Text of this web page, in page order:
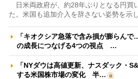
日米両政府が、約28年ぶりとなる円買
た。米国も追加介入を辞さない姿勢を示
「キオクシア急落で含み損が膨らん
の成長につなげる4つの視点 …
「NYダウは高値更新、ナスダック・
する米国株市場の変化 半…